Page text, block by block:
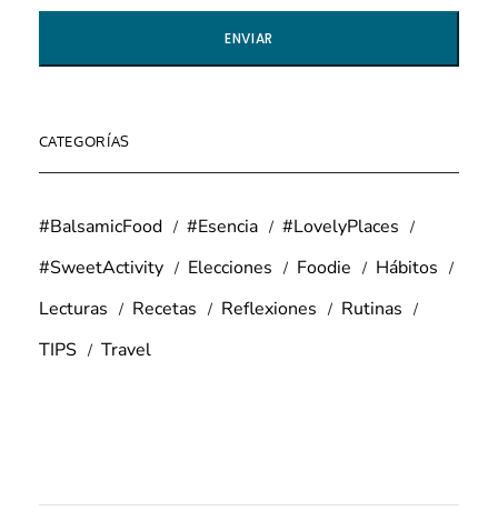
CATEGORÍAS
#BalsamicFood #Esencia
#LovelyPlaces
#SweetActivity
Elecciones Foodie
Hábitos
Lecturas
Recetas Reflexiones
Rutinas
TIPS
Travel